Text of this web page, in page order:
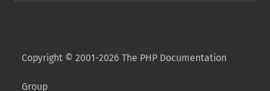
Copyright © 2001-2026 The PHP Documentation
Group